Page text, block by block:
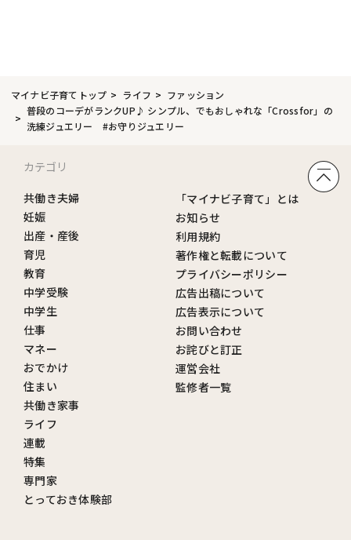
マイナビ子育てトップ ライフ
ファッション
普段のコーデがランクUP♪ シンプル、でもおしゃれな「Crossfor」の
洗練ジュエリー #お守りジュエリー
カテゴリ
共働き夫婦
妊娠
出産・産後
育児
教育
中学受験
中学生
仕事
マネー
おでかけ
住まい
共働き家事
ライフ
連載
特集
専門家
とっておき体験部
「マイナビ子育て」とは
お知らせ
利用規約
著作権と転載について
プライバシーポリシー
広告出稿について
広告表示について
お問い合わせ
お詫びと訂正
運営会社
監修者一覧